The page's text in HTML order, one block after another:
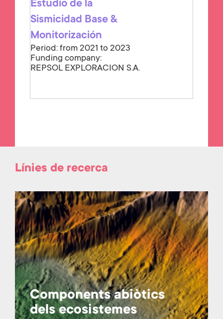
Estudio de la
Sismicidad Base &
Monitorización
Period: from 2021 to 2023
Funding company:
REPSOL EXPLORACION S.A.
Línies de recerca
Components abiòtics
dels ecosistemes